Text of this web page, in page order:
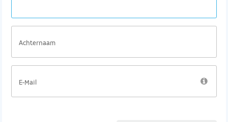
Achternaam
E-Mail